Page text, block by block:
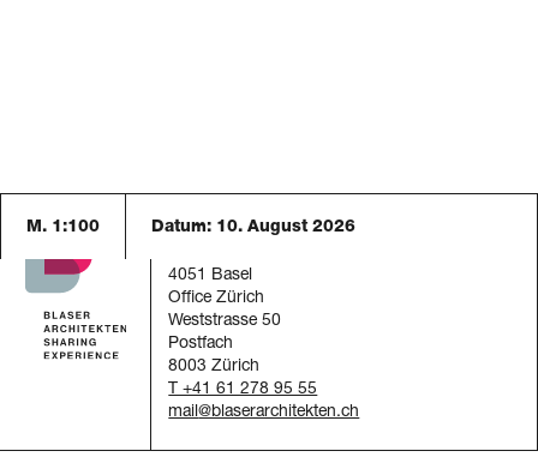
M. 1:100 Datum: 10. August 2026
Blaser Architekten AG
4051 Basel
Office Zürich
Weststrasse 50
Postfach
8003 Zürich
T +41 61 278 95 55
mail